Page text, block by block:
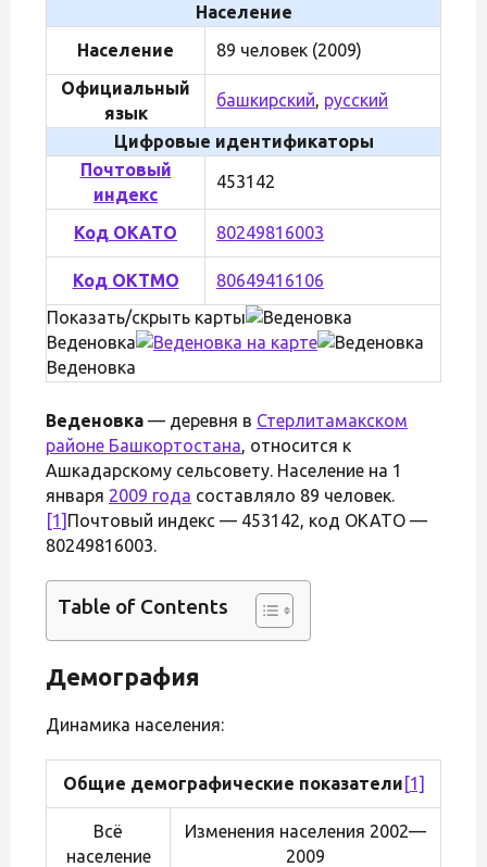
Население
Население
89 человек (2009)
Официальный
язык
башкирский, русский
Цифровые идентификаторы
Почтовый
индекс
453142
Код ОКАТО 80249816003
Код ОКТМО
80649416106
Показать/скрыть карты
Веденовка
Веденовка
Веденовка — деревня в Стерлитамакском
районе Башкортостана, относится к
Ашкадарскому сельсовету. Население на 1
января 2009 года составляло 89 человек.
[1] Почтовый индекс — 453142, код ОКАТО —
80249816003.
Table of Contents
Демография
Динамика населения:
Общие демографические показатели [1]
Всё
население
Изменения населения 2002—
2009